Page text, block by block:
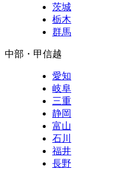
茨城
栃木
群馬
中部・甲信越
愛知
岐阜
三重
静岡
富山
石川
福井
長野